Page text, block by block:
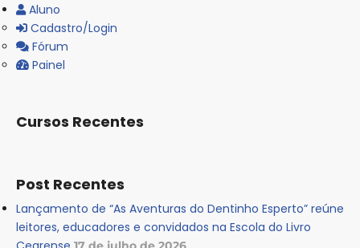
Aluno
Cadastro/Login
Fórum
Painel
Cursos Recentes
Post Recentes
Lançamento de “As Aventuras do Dentinho Esperto” reúne
leitores, educadores e convidados na Escola do Livro